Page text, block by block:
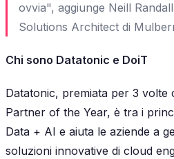
ovvia", aggiunge Neill
Solutions Architect di
Chi sono Datatonic e DoiT
Datatonic, premiata per 3 volte
Partner of the Year, è tra i
Data + AI e aiuta le aziende a
soluzioni innovative di cloud